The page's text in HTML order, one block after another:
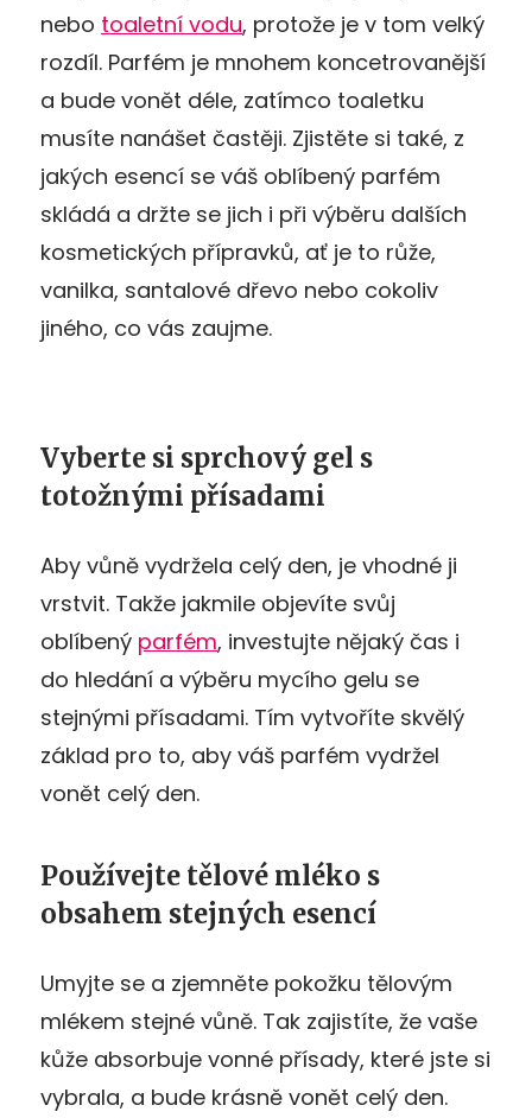
nebo toaletní vodu, protože je v tom velký
rozdíl. Parfém je mnohem koncetrovanější
a bude vonět déle, zatímco toaletku
musíte nanášet častěji. Zjistěte si také, z
jakých esencí se váš oblíbený parfém
skládá a držte se jich i při výběru dalších
kosmetických přípravků, ať je to růže,
vanilka, santalové dřevo nebo cokoliv
jiného, co vás zaujme.
Vyberte si sprchový gel s
totožnými přísadami
Aby vůně vydržela celý den, je vhodné ji
vrstvit. Takže jakmile objevíte svůj
oblíbený parfém, investujte nějaký čas i
do hledání a výběru mycího gelu se
stejnými přísadami. Tím vytvoříte skvělý
základ pro to, aby váš parfém vydržel
vonět celý den.
Používejte tělové mléko s
obsahem stejných esencí
Umyjte se a zjemněte pokožku tělovým
mlékem stejné vůně. Tak zajistíte, že vaše
kůže absorbuje vonné přísady, které jste si
vybrala, a bude krásně vonět celý den.